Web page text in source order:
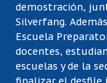
demostración,
Silverfang.
Escuela
docentes,
escuelas y de la